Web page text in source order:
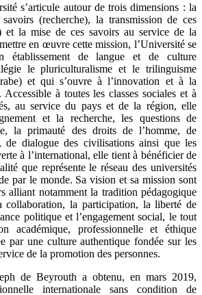
s’articule autour de trois dimensions : la
(recherche), la transmission de ces
et la mise de ces savoirs au service de la
en œuvre cette mission, l’Université se
établissement de langue et de culture
le pluriculturalisme et le trilinguisme
et qui s’ouvre à l’innovation et à la
à toutes les classes sociales et à
au service du pays et de la région, elle
et la recherche, les questions de
la primauté des droits de l’homme, de
de dialogue des civilisations ainsi que les
à l’international, elle tient à bénéficier de
que représente le réseau des universités
par le monde. Sa vision et sa mission sont
alliant notamment la tradition pédagogique
collaboration, la participation, la liberté de
politique et l’engagement social, le tout
académique, professionnelle et éthique
par une culture authentique fondée sur les
de la promotion des personnes.
de Beyrouth a obtenu, en mars 2019,
internationale sans condition de